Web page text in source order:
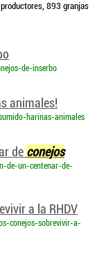
893 granjas
de-inserbo
animales!
harinas-animales
de conejos
de-un-centenar-de-
a la RHDV
conejos-sobrevivir-a-